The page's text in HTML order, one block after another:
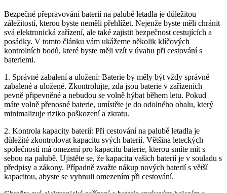
Bezpečné přepravování baterií na palubě letadla je důležitou
záležitostí, kterou byste neměli přehlížet. Nejenže byste měli chránit
svá elektronická zařízení, ale také zajistit bezpečnost cestujících a
posádky. V tomto článku vám ukážeme několik klíčových
kontrolních bodů, které byste měli vzít v úvahu při cestování s
bateriemi.
1. Správné zabalení a uložení: Baterie by měly být vždy správně
zabalené a uložené. Zkontrolujte, zda jsou baterie v zařízeních
pevně připevněné a nebudou se volně hýbat během letu. Pokud
máte volně přenosné baterie, umístěte je do odolného obalu, který
minimalizuje riziko poškození a zkratu.
2. Kontrola kapacity baterií: Při cestování na palubě letadla je
důležité zkontrolovat kapacitu svých baterií. Většina leteckých
společností má omezení pro kapacitu baterie, kterou smíte mít s
sebou na palubě. Ujistěte se, že kapacita vašich baterií je v souladu s
předpisy a zákony. Případně zvažte nákup nových baterií s větší
kapacitou, abyste se vyhnuli omezením při cestování.